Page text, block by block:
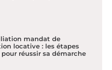
mandat de
locative : les étapes
pour réussir sa démarche